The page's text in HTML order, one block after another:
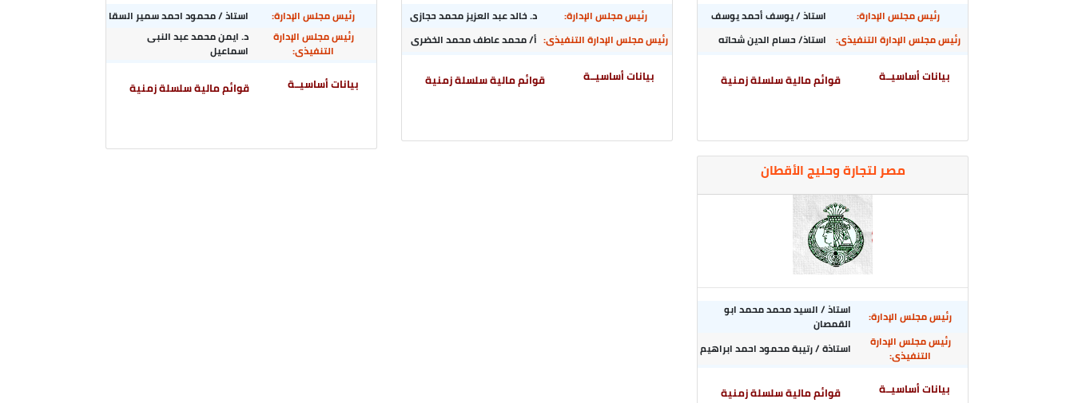
رئيس مجلس الإدارة:
استاذ / يوسف أحمد يوسف
رئيس مجلس الإدارة التنفيذى: استاذ/ حسام الدين شحاته
بيانات أساسيــة قوائم مالية سلسلة زمنية
رئيس مجلس الإدارة:
د. خالد عبد العزيز محمد حجازى
رئيس مجلس الإدارة التنفيذى: أ/ محمد عاطف محمد الخضرى
بيانات أساسيــة قوائم مالية سلسلة زمنية
رئيس مجلس الإدارة:
استاذ / محمود احمد سمير السقا
رئيس مجلس الإدارة
التنفيذى:
د. ايمن محمد عبد النبى
اسماعيل
بيانات أساسيــة قوائم مالية سلسلة زمنية
مصر لتجارة وحليج الأقطان
رئيس مجلس الإدارة: استاذ / السيد محمد محمد ابو
القمصان
رئيس مجلس الإدارة
التنفيذى: استاذة / رتيبة محمود احمد ابراهيم
بيانات أساسيــة قوائم مالية سلسلة زمنية